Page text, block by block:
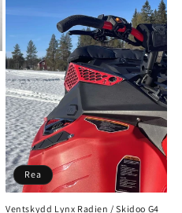
Rea
Ventskydd Lynx Radien / Skidoo G4